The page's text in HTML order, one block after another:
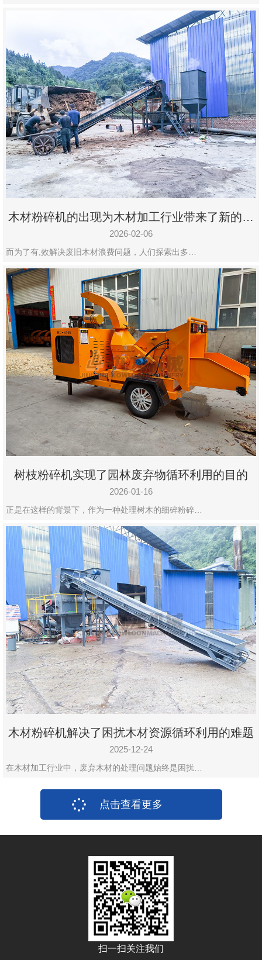
木材粉碎机的出现为木材加工行业带来了新的变
化
2026-02-06
而为了有,效解决废旧木材浪费问题，人们探索出多…
树枝粉碎机实现了园林废弃物循环利用的目的
2026-01-16
正是在这样的背景下，作为一种处理树木的细碎粉碎…
木材粉碎机解决了困扰木材资源循环利用的难题
2025-12-24
在木材加工行业中，废弃木材的处理问题始终是困扰…
点击查看更多
扫一扫关注我们